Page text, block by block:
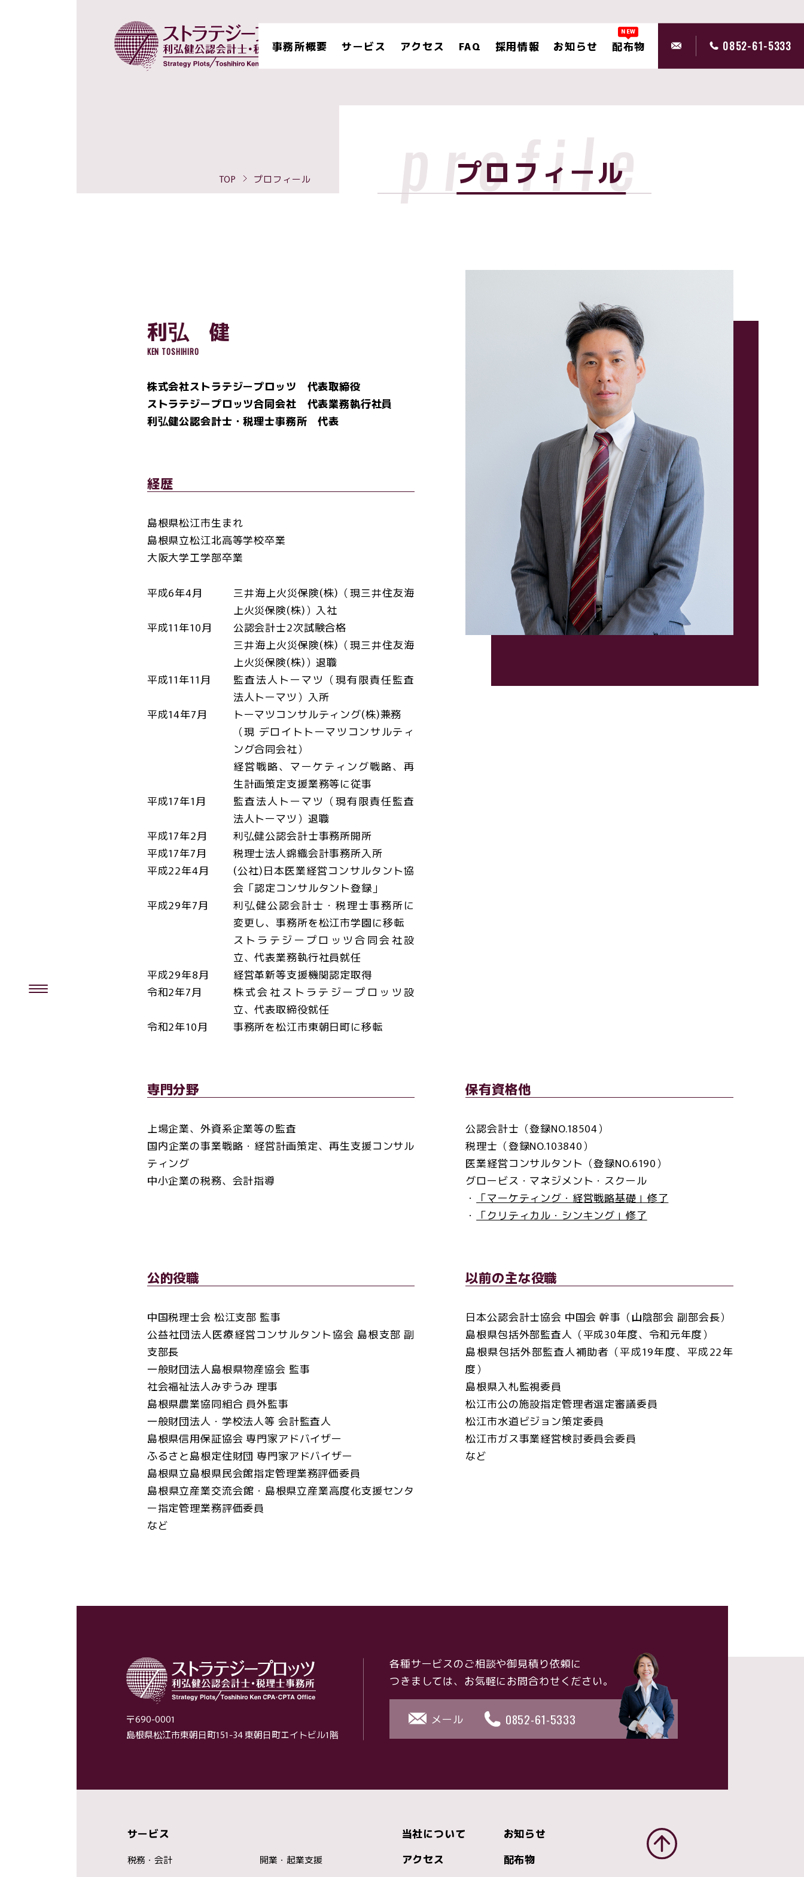
事務所概要 サービス アクセス FAQ 採用情報 お知らせ 配布物
NEW
0852-61-5333
profile
プロフィール
TOP プロフィール
利弘 健
KEN TOSHIHIRO
株式会社ストラテジープロッツ 代表取締役
ストラテジープロッツ合同会社 代表業務執行社員
利弘健公認会計士・税理士事務所 代表
経歴
島根県松江市生まれ
島根県立松江北高等学校卒業
大阪大学工学部卒業
平成6年4月
三井海上火災保険(株)（現三井住友海
上火災保険(株)）入社
平成11年10月
公認会計士2次試験合格
三井海上火災保険(株)（現三井住友海
上火災保険(株)）退職
平成11年11月
監査法人トーマツ（現有限責任監査
法人トーマツ）入所
平成14年7月
トーマツコンサルティング(株)兼務
（現 デロイトトーマツコンサルティ
ング合同会社）
経営戦略、マーケティング戦略、再
生計画策定支援業務等に従事
平成17年1月
監査法人トーマツ（現有限責任監査
法人トーマツ）退職
平成17年2月
利弘健公認会計士事務所開所
平成17年7月
税理士法人錦織会計事務所入所
平成22年4月
(公社)日本医業経営コンサルタント協
会「認定コンサルタント登録」
平成29年7月
利弘健公認会計士・税理士事務所に
変更し、事務所を松江市学園に移転
ストラテジープロッツ合同会社設
立、代表業務執行社員就任
平成29年8月
経営革新等支援機関認定取得
令和2年7月
株式会社ストラテジープロッツ設
立、代表取締役就任
令和2年10月
事務所を松江市東朝日町に移転
専門分野
上場企業、外資系企業等の監査
国内企業の事業戦略・経営計画策定、再生支援コンサル
ティング
中小企業の税務、会計指導
保有資格他
公認会計士（登録NO.18504）
税理士（登録NO.103840）
医業経営コンサルタント（登録NO.6190）
グロービス・マネジメント・スクール
・
「マーケティング・経営戦略基礎」修了
・
「クリティカル・シンキング」修了
公的役職
中国税理士会 松江支部 監事
公益社団法人医療経営コンサルタント協会 島根支部 副
支部長
一般財団法人島根県物産協会 監事
社会福祉法人みずうみ 理事
島根県農業協同組合 員外監事
一般財団法人・学校法人等 会計監査人
島根県信用保証協会 専門家アドバイザー
ふるさと島根定住財団 専門家アドバイザー
島根県立島根県民会館指定管理業務評価委員
島根県立産業交流会館・島根県立産業高度化支援センタ
ー指定管理業務評価委員
など
以前の主な役職
日本公認会計士協会 中国会 幹事（山陰部会 副部会長）
島根県包括外部監査人（平成30年度、令和元年度）
島根県包括外部監査人補助者（平成19年度、平成22年
度）
島根県入札監視委員
松江市公の施設指定管理者選定審議委員
松江市水道ビジョン策定委員
松江市ガス事業経営検討委員会委員
など
〒690-0001
島根県松江市東朝日町151-34 東朝日町エイトビル1階
各種サービスのご相談や御見積り依頼に
つきましては、 お気軽にお問合わせください。
メール 0852-61-5333
サービス
税務・会計 開業・起業支援
当社について
アクセス
お知らせ
配布物